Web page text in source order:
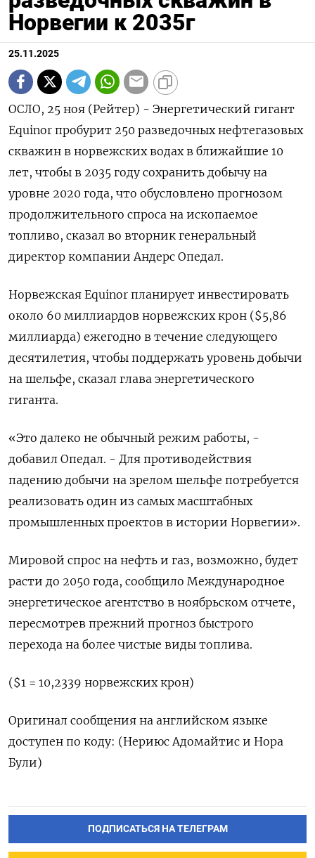
Норвегии к 2035г
25.11.2025
ОСЛО, 25 ноя (Рейтер) - Энергетический гигант
Equinor пробурит 250 разведочных нефтегазовых
скважин в норвежских водах в ближайшие 10
лет, чтобы в 2035 году сохранить добычу на
уровне 2020 года, что обусловлено прогнозом
продолжительного спроса на ископаемое
топливо, сказал во вторник генеральный
директор компании Андерс Опедал.
Норвежская Equinor планирует инвестировать
около 60 миллиардов норвежских крон ($5,86
миллиарда) ежегодно в течение следующего
десятилетия, чтобы поддержать уровень добычи
на шельфе, сказал глава энергетического
гиганта.
«Это далеко не обычный режим работы, -
добавил Опедал. - Для противодействия
падению добычи на зрелом шельфе потребуется
реализовать один из самых масштабных
промышленных проектов в истории Норвегии».
Мировой спрос на нефть и газ, возможно, будет
расти до 2050 года, сообщило Международное
энергетическое агентство в ноябрьском отчете,
пересмотрев прежний прогноз быстрого
перехода на более чистые виды топлива.
($1 = 10,2339 норвежских крон)
Оригинал сообщения на английском языке
доступен по коду: (Нериюс Адомайтис и Нора
Були)
ПОДПИСАТЬСЯ НА ТЕЛЕГРАМ